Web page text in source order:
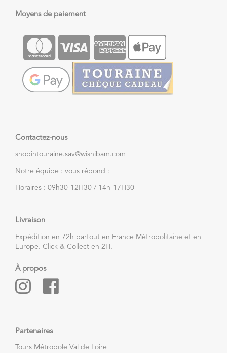
Moyens de paiement
Contactez-nous
shopintouraine.sav@wishibam.com
Notre équipe : vous répond :
Horaires : 09h30-12H30 / 14h-17H30
Livraison
Expédition en 72h partout en France Métropolitaine et en
Europe. Click & Collect en 2H.
À propos
Partenaires
Tours Métropole Val de Loire